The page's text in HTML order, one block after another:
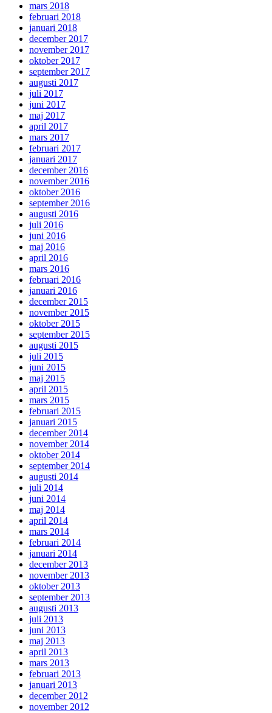
mars 2018
februari 2018
januari 2018
december 2017
november 2017
oktober 2017
september 2017
augusti 2017
juli 2017
juni 2017
maj 2017
april 2017
mars 2017
februari 2017
januari 2017
december 2016
november 2016
oktober 2016
september 2016
augusti 2016
juli 2016
juni 2016
maj 2016
april 2016
mars 2016
februari 2016
januari 2016
december 2015
november 2015
oktober 2015
september 2015
augusti 2015
juli 2015
juni 2015
maj 2015
april 2015
mars 2015
februari 2015
januari 2015
december 2014
november 2014
oktober 2014
september 2014
augusti 2014
juli 2014
juni 2014
maj 2014
april 2014
mars 2014
februari 2014
januari 2014
december 2013
november 2013
oktober 2013
september 2013
augusti 2013
juli 2013
juni 2013
maj 2013
april 2013
mars 2013
februari 2013
januari 2013
december 2012
november 2012